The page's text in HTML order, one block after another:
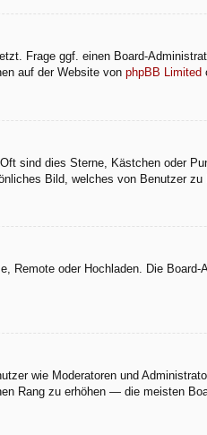
Frage ggf. einen Board-
auf der Website von phpBB Limited
sind dies Sterne, Kästchen oder
Bild, welches von Benutzer zu
Remote oder Hochladen. Die
wie Moderatoren und
Rang zu erhöhen — die meisten